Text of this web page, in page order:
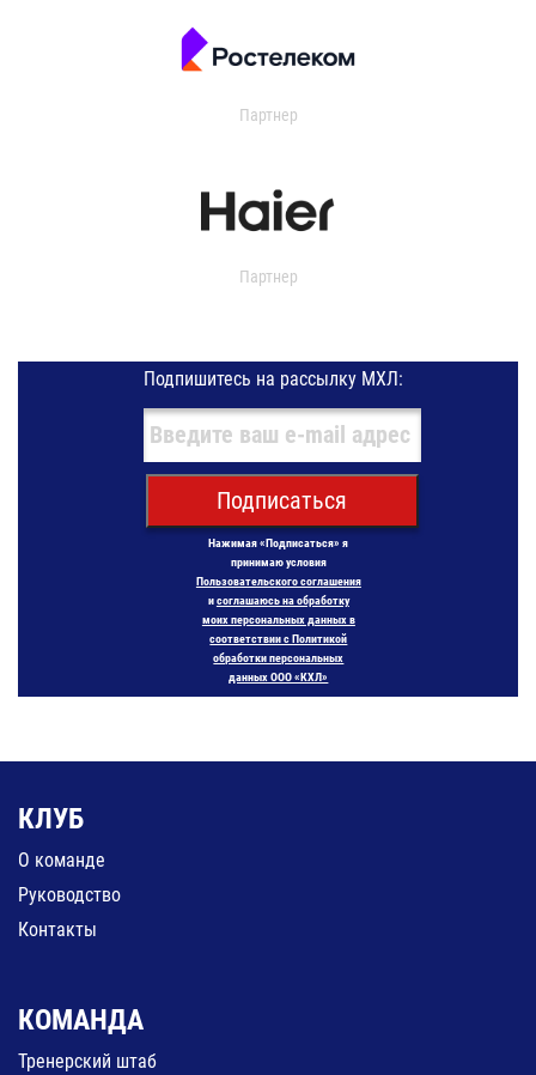
Партнер
Партнер
Подпишитесь на рассылку МХЛ:
Подписаться
Нажимая «Подписаться» я
принимаю условия
Пользовательского соглашения
исоглашаюсь на обработку
моих персональных данных в
соответствии с Политикой
обработки персональных
данных ООО «КХЛ»
КЛУБ
О команде
Руководство
Контакты
КОМАНДА
Тренерский штаб